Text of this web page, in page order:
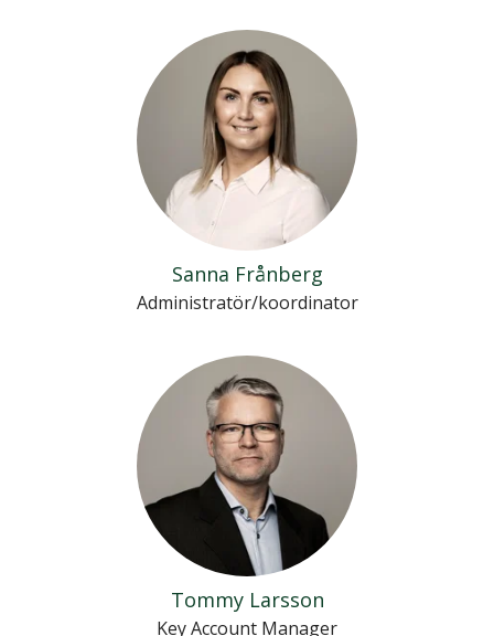
Sanna Frånberg
Administratör/koordinator
Tommy Larsson
Key Account Manager